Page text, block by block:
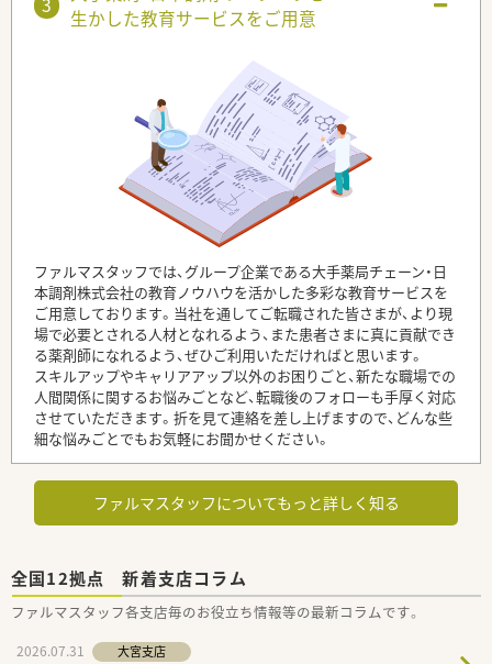
生かした教育サービスをご用意
ファルマスタッフでは、グループ企業である大手薬局チェーン・日
本調剤株式会社の教育ノウハウを活かした多彩な教育サービスを
ご用意しております。当社を通してご転職された皆さまが、より現
場で必要とされる人材となれるよう、また患者さまに真に貢献でき
る薬剤師になれるよう、ぜひご利用いただければと思います。
スキルアップやキャリアアップ以外のお困りごと、新たな職場での
人間関係に関するお悩みごとなど、転職後のフォローも手厚く対応
させていただきます。折を見て連絡を差し上げますので、どんな些
細な悩みごとでもお気軽にお聞かせください。
ファルマスタッフについてもっと詳しく知る
全国12拠点 新着支店コラム
ファルマスタッフ各⽀店毎のお役⽴ち情報等の最新コラムです。
2026.07.31 大宮支店